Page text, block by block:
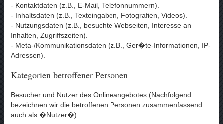
- Kontaktdaten (z.B., E-Mail, Telefonnummern).
- Inhaltsdaten (z.B., Texteingaben, Fotografien, Videos).
- Nutzungsdaten (z.B., besuchte Webseiten, Interesse an
Inhalten, Zugriffszeiten).
- Meta-/Kommunikationsdaten (z.B., Ger�te-Informationen, IP-
Adressen).
Kategorien betroffener Personen
Besucher und Nutzer des Onlineangebotes (Nachfolgend
bezeichnen wir die betroffenen Personen zusammenfassend
auch als �Nutzer�).